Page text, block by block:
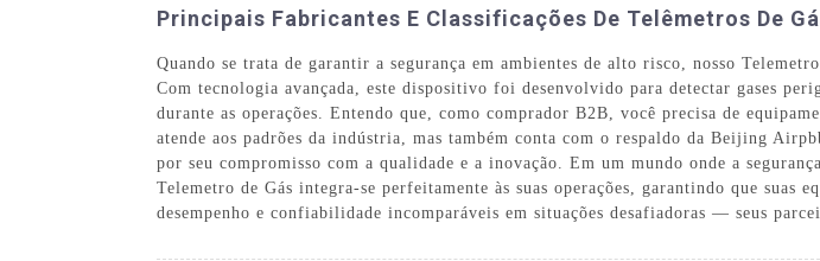
Principais Fabricantes E Classificações De Telêmetros De
Quando se trata de garantir a segurança em ambientes de alto risco, nosso
Com tecnologia avançada, este dispositivo foi desenvolvido para detectar gases
durante as operações. Entendo que, como comprador B2B, você precisa de
atende aos padrões da indústria, mas também conta com o respaldo da Beijing
por seu compromisso com a qualidade e a inovação. Em um mundo onde a
Telemetro de Gás integra-se perfeitamente às suas operações, garantindo que suas
desempenho e confiabilidade incomparáveis ​​em situações desafiadoras — seus